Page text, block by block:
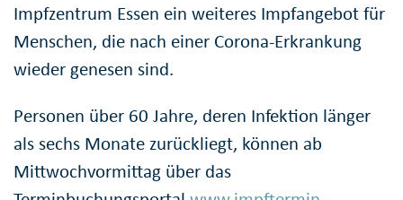
Impfzentrum Essen ein weiteres Impfangebot für
Menschen, die nach einer Corona-Erkrankung
wieder genesen sind.
Personen über 60 Jahre, deren Infektion länger
als sechs Monate zurückliegt, können ab
Mittwochvormittag über das